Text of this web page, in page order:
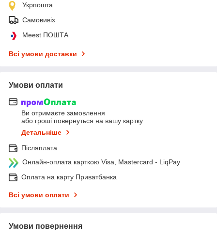
Укрпошта
Самовивіз
Meest ПОШТА
Всі умови доставки
Умови оплати
Ви отримаєте замовлення
або гроші повернуться на вашу картку
Детальніше
Післяплата
Онлайн-оплата карткою Visa, Mastercard - LiqPay
Оплата на карту Приватбанка
Всі умови оплати
Умови повернення